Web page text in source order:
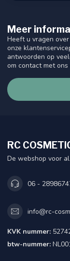
Meer
Heeft u vragen
onze
antwoorden op
om contact met ons
RC
De webshop voor
06 -
info@rc-
KVK nummer:
btw-nummer: